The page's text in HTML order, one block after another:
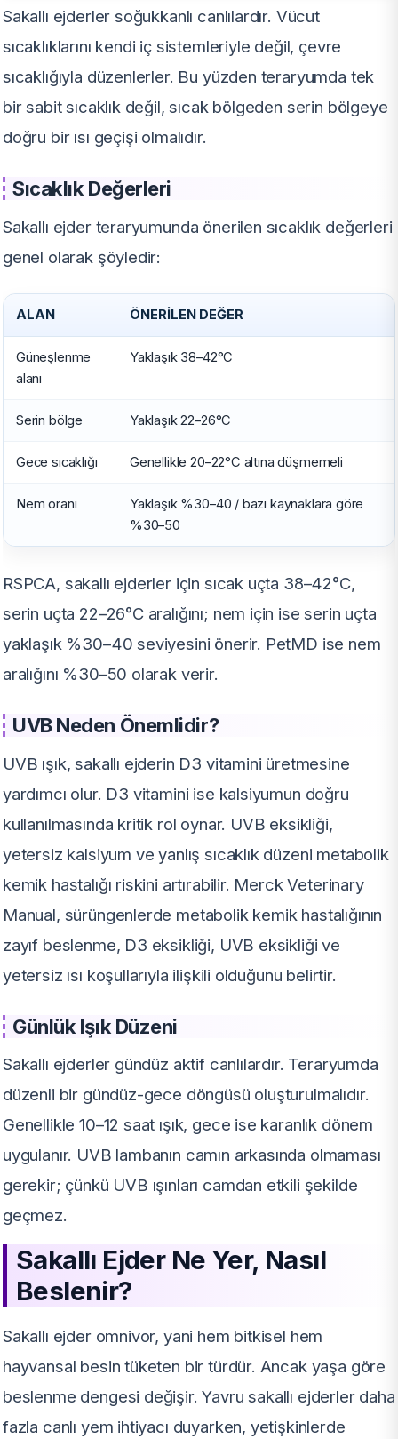
Sakallı ejderler soğukkanlı canlılardır. Vücut
sıcaklıklarını kendi iç sistemleriyle değil, çevre
sıcaklığıyla düzenlerler. Bu yüzden teraryumda tek
bir sabit sıcaklık değil, sıcak bölgeden serin bölgeye
doğru bir ısı geçişi olmalıdır.
Sıcaklık Değerleri
Sakallı ejder teraryumunda önerilen sıcaklık değerleri
genel olarak şöyledir:
ALAN ÖNERILEN DEĞER
Güneşlenme
alanı
Yaklaşık 38–42°C
Serin bölge Yaklaşık 22–26°C
Gece sıcaklığı Genellikle 20–22°C altına düşmemeli
Nem oranı
Yaklaşık %30–40 / bazı kaynaklara göre
%30–50
RSPCA, sakallı ejderler için sıcak uçta 38–42°C,
serin uçta 22–26°C aralığını; nem için ise serin uçta
yaklaşık %30–40 seviyesini önerir. PetMD ise nem
aralığını %30–50 olarak verir.
UVB Neden Önemlidir?
UVB ışık, sakallı ejderin D3 vitamini üretmesine
yardımcı olur. D3 vitamini ise kalsiyumun doğru
kullanılmasında kritik rol oynar. UVB eksikliği,
yetersiz kalsiyum ve yanlış sıcaklık düzeni metabolik
kemik hastalığı riskini artırabilir. Merck Veterinary
Manual, sürüngenlerde metabolik kemik hastalığının
zayıf beslenme, D3 eksikliği, UVB eksikliği ve
yetersiz ısı koşullarıyla ilişkili olduğunu belirtir.
Günlük Işık Düzeni
Sakallı ejderler gündüz aktif canlılardır. Teraryumda
düzenli bir gündüz-gece döngüsü oluşturulmalıdır.
Genellikle 10–12 saat ışık, gece ise karanlık dönem
uygulanır. UVB lambanın camın arkasında olmaması
gerekir; çünkü UVB ışınları camdan etkili şekilde
geçmez.
Sakallı Ejder Ne Yer, Nasıl
Beslenir?
Sakallı ejder omnivor, yani hem bitkisel hem
hayvansal besin tüketen bir türdür. Ancak yaşa göre
beslenme dengesi değişir. Yavru sakallı ejderler daha
fazla canlı yem ihtiyacı duyarken, yetişkinlerde